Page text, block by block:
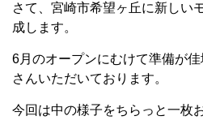
さて、宮崎市希望ヶ丘に新しい
成します。
6月のオープンにむけて準備が
さんいただいております。
今回は中の様子をちらっと一枚